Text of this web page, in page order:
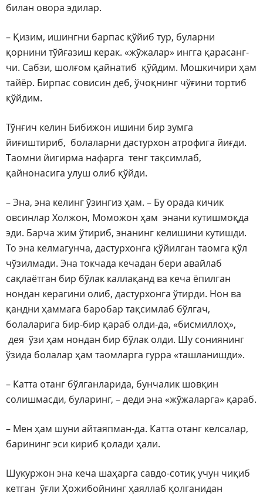
билан овора эдилар.
– Қизим, ишингни барпас қўйиб тур, буларни
қорнини тўйғазиш керак. «жўжалар» ингга қарасанг-
чи. Сабзи, шолғом қайнатиб қўйдим. Мошкичири ҳам
тайёр. Бирпас совисин деб, ўчоқнинг чўғини тортиб
қўйдим.
Тўнғич келин Бибижон ишини бир зумга
йиғиштириб, болаларни дастурхон атрофига йиғди.
Таомни йигирма нафарга тенг тақсимлаб,
қайнонасига улуш олиб қўйди.
– Эна, эна келинг ўзингиз ҳам. – Бу орада кичик
овсинлар Холжон, Моможон ҳам энани кутишмоқда
эди. Барча жим ўтириб, энанинг келишини кутишди.
То эна келмагунча, дастурхонга қўйилган таомга қўл
чўзилмади. Эна токчада кечадан бери авайлаб
сақлаётган бир бўлак каллақанд ва кеча ёпилган
нондан керагини олиб, дастурхонга ўтирди. Нон ва
қандни ҳаммага баробар тақсимлаб бўлгач,
болаларига бир-бир қараб олди-да, «бисмиллоҳ»,
дея ўзи ҳам нондан бир бўлак олди. Шу сониянинг
ўзида болалар ҳам таомларга гурра «ташланишди».
– Катта отанг бўлганларида, бунчалик шовқин
солишмасди, буларинг, – деди эна «жўжаларга» қараб.
– Мен ҳам шуни айтаяпман-да. Катта отанг келсалар,
барининг эси кириб қолади ҳали.
Шукуржон эна кеча шаҳарга савдо-сотиқ учун чиқиб
кетган ўғли Ҳожибойнинг ҳаяллаб қолганидан